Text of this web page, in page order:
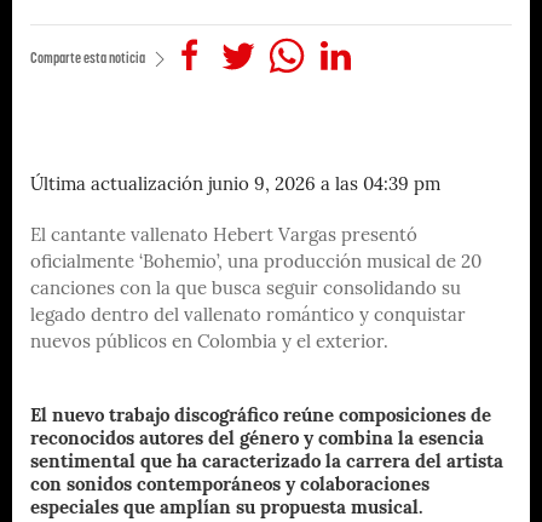
Comparte esta noticia
Última actualización junio 9, 2026 a las 04:39 pm
El cantante vallenato Hebert Vargas presentó
oficialmente ‘Bohemio’, una producción musical de 20
canciones con la que busca seguir consolidando su
legado dentro del vallenato romántico y conquistar
nuevos públicos en Colombia y el exterior.
El nuevo trabajo discográfico reúne composiciones de
reconocidos autores del género y combina la esencia
sentimental que ha caracterizado la carrera del artista
con sonidos contemporáneos y colaboraciones
especiales que amplían su propuesta musical.